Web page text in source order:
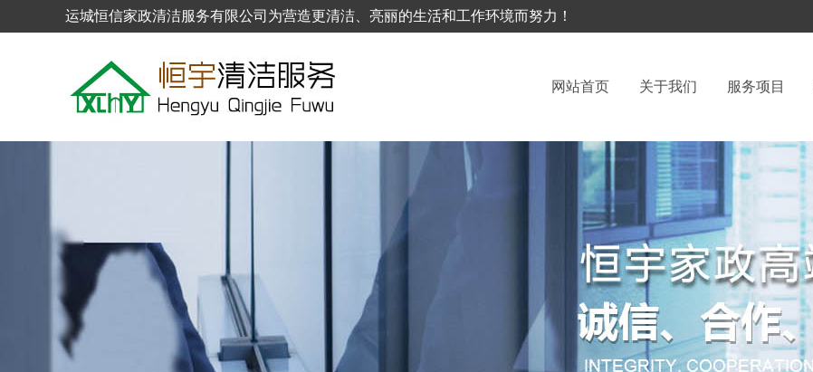
运城恒信家政清洁服务有限公司为营造更清洁、亮丽的生活和工作环境而努力！
网站首页 关于我们 服务项目